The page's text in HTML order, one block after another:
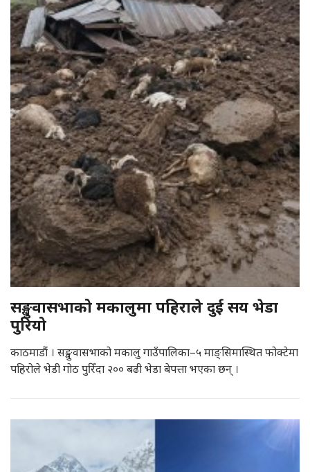
सङ्खुवासभाको मकालुमा पहिराले दुई सय भेडा
पुरियो
काठमाडौं । सङ्खुवासभाको मकालु गाउँपालिका–५ माङ्सिमास्थित फोक्टेमा
पहिरोले भेडी गोठ पुरिँदा २०० बढी भेडा बेपत्ता भएका छन् ।